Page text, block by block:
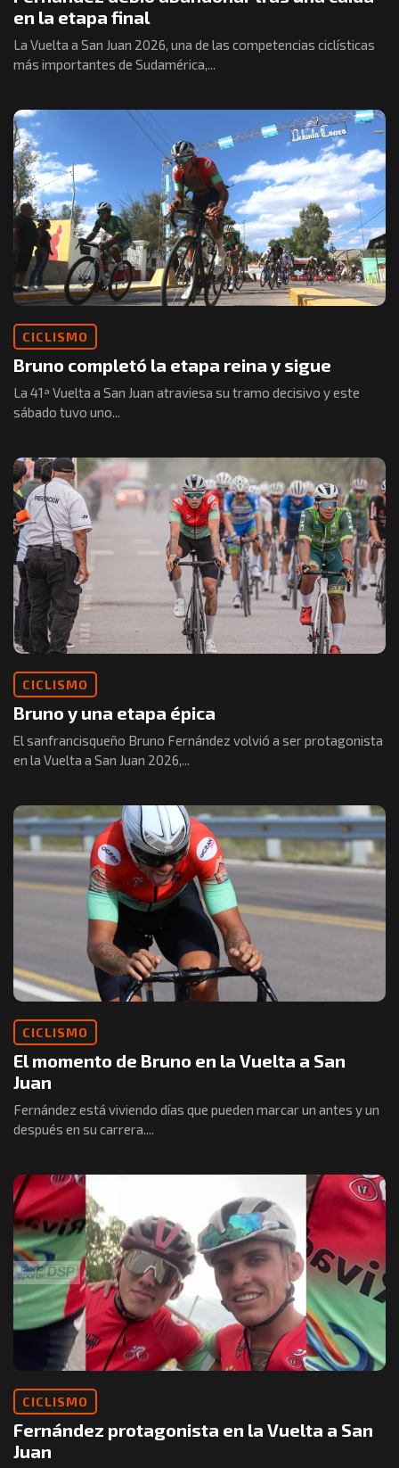
en la etapa final
La Vuelta a San Juan 2026, una de las competencias ciclísticas
más importantes de Sudamérica,...
CICLISMO
Bruno completó la etapa reina y sigue
La 41ª Vuelta a San Juan atraviesa su tramo decisivo y este
sábado tuvo uno...
CICLISMO
Bruno y una etapa épica
El sanfrancisqueño Bruno Fernández volvió a ser protagonista
en la Vuelta a San Juan 2026,...
CICLISMO
El momento de Bruno en la Vuelta a San
Juan
Fernández está viviendo días que pueden marcar un antes y un
después en su carrera....
CICLISMO
Fernández protagonista en la Vuelta a San
Juan